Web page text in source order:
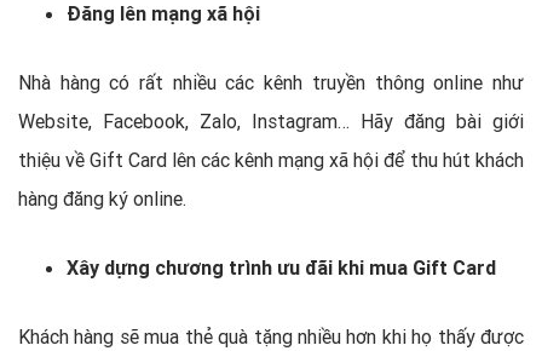
Đăng lên mạng xã hội
Nhà hàng có rất nhiều các kênh truyền thông online như
Website, Facebook, Zalo, Instagram… Hãy đăng bài giới
thiệu về Gift Card lên các kênh mạng xã hội để thu hút khách
hàng đăng ký online.
Xây dựng chương trình ưu đãi khi mua Gift Card
Khách hàng sẽ mua thẻ quà tặng nhiều hơn khi họ thấy được